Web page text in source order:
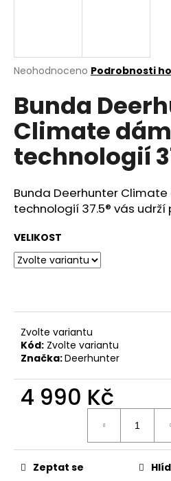
Průměrné
produktu
je
0,0
z
5
hvězdiček.
Neohodnoceno Podrobnosti
Bunda
Climate
technologií
Bunda Deerhunter
technologií 37.5® vás
VELIKOST
Zvolte variantu
Kód: Zvolte variantu
Značka:Deerhunter
4 990 Kč
Zeptat se
í
t
HLEDAT
D
o
p
o
č
u
e
e
KULIČKA
NA
ZÁVĚR